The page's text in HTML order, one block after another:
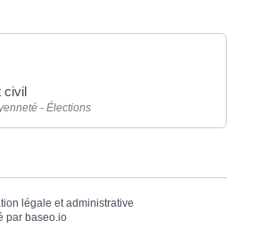
civil
- Élections
légale et administrative
par baseo.io